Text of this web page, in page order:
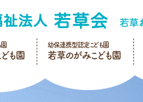
も園
幼保連携型認定こども園
若草のがみこども園